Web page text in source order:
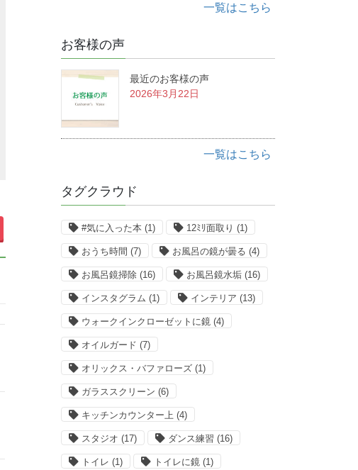
一覧はこちら
お客様の声
最近のお客様の声
2026年3月22日
一覧はこちら
タグクラウド
#気に入った本 (1) 12ﾐﾘ面取り (1)
おうち時間 (7) お風呂の鏡が曇る (4)
お風呂鏡掃除 (16) お風呂鏡水垢 (16)
インスタグラム (1) インテリア (13)
ウォークインクローゼットに鏡 (4)
オイルガード (7)
オリックス・バファローズ (1)
ガラススクリーン (6)
キッチンカウンター上 (4)
スタジオ (17) ダンス練習 (16)
トイレ (1) トイレに鏡 (1)